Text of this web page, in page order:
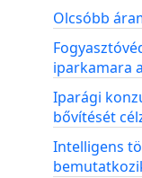
Olcsóbb
iparkamara
Iparági
bővítését
Intelligens